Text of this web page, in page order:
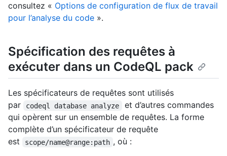
consultez « Options de configuration de flux de travail
pour l’analyse du code ».
Spécification des requêtes à
exécuter dans un CodeQL pack
Les spécificateurs de requêtes sont utilisés
par
codeql database analyze
et d’autres commandes
qui opèrent sur un ensemble de requêtes. La forme
complète d’un spécificateur de requête
est
scope/name@range:path , où :